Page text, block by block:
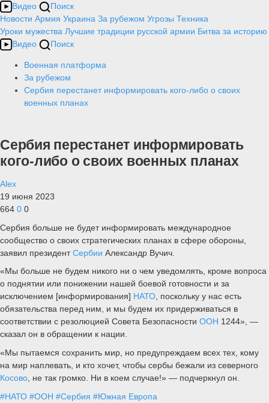
Видео
Поиск
Новости Армия Украина За рубежом Угрозы Техника
Уроки мужества Лучшие традиции русской армии Битва за историю
Видео
Поиск
Военная платформа
За рубежом
Сербия перестанет информировать кого-либо о своих
военных планах
Сербия перестанет информировать
кого-либо о своих военных планах
Alex
19 июня 2023
664 0 0
Сербия больше не будет информировать международное
сообщество о своих стратегических планах в сфере обороны,
заявил президентСербии Александр Вучич.
«Мы больше не будем никого ни о чем уведомлять, кроме вопроса
о поднятии или понижении нашей боевой готовности и за
исключением [информирования] НАТО, поскольку у нас есть
обязательства перед ним, и мы будем их придерживаться в
соответствии с резолюцией Совета Безопасности ООН 1244», —
сказал он в обращении к нации.
«Мы пытаемся сохранить мир, но предупреждаем всех тех, кому
на мир наплевать, и кто хочет, чтобы сербы бежали из северного
Косово , не так громко. Ни в коем случае!» — подчеркнул он.
#НАТО #ООН #Сербия #Южная Европа